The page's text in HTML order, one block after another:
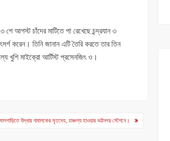
আগস্ট চাঁদের মাটিতে পা রেখেছে চন্দ্রযান ৩
করেন। তিনি জানান এটি তৈরি করতে তার তিন
খুশি মাইক্রো আর্টিস্ট প্রসেনজিৎ ও।
উদ্ধার নাবালকের মৃতদেহ, চাঞ্চল্য হাওড়ার ভট্টনগর স্টেশনে।